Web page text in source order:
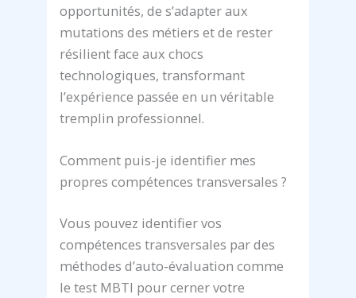
opportunités, de s’adapter aux
mutations des métiers et de rester
résilient face aux chocs
technologiques, transformant
l’expérience passée en un véritable
tremplin professionnel.
Comment puis-je identifier mes
propres compétences transversales ?
Vous pouvez identifier vos
compétences transversales par des
méthodes d’auto-évaluation comme
le test MBTI pour cerner votre